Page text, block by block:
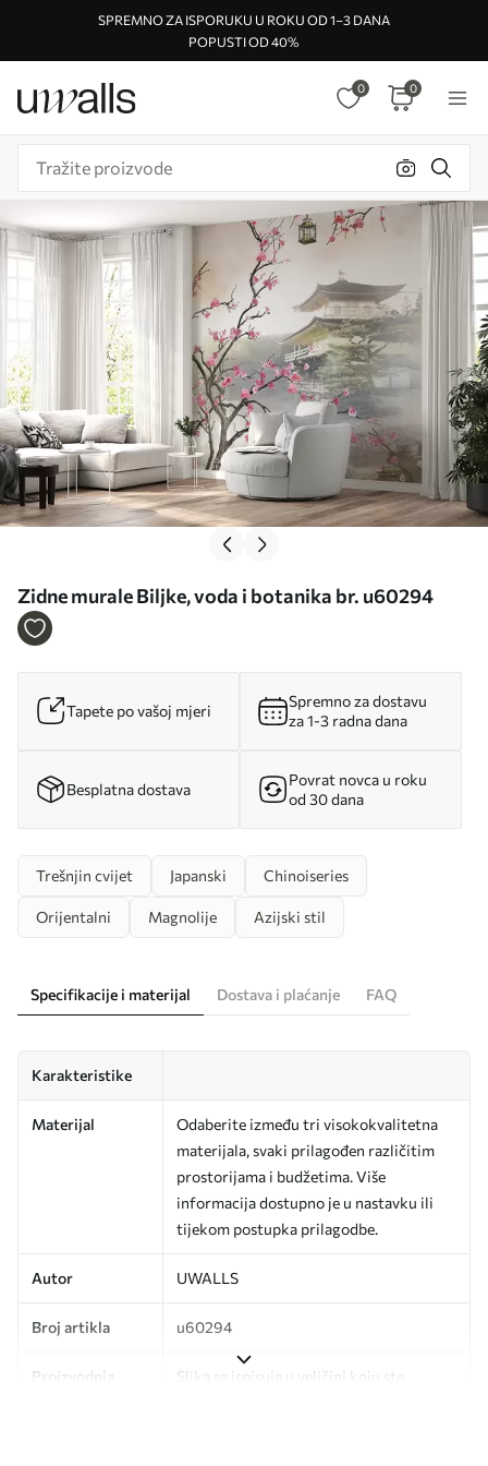
SPREMNO ZA ISPORUKU U ROKU OD 1–3 DANA
POPUSTI OD 40%
0 0
Zidne murale Biljke, voda i botanika br. u60294
Tapete po vašoj mjeri
Spremno za dostavu
za 1-3 radna dana
Besplatna dostava
Povrat novca u roku
od 30 dana
Trešnjin cvijet Japanski Chinoiseries
Orijentalni Magnolije Azijski stil
Specifikacije i materijal Dostava i plaćanje FAQ
Karakteristike
Materijal
Odaberite između tri visokokvalitetna
materijala, svaki prilagođen različitim
prostorijama i budžetima. Više
informacija dostupno je u nastavku ili
tijekom postupka prilagodbe.
Autor UWALLS
Broj artikla u60294
Proizvodnja
Slika se ispisuje u veličini koju ste